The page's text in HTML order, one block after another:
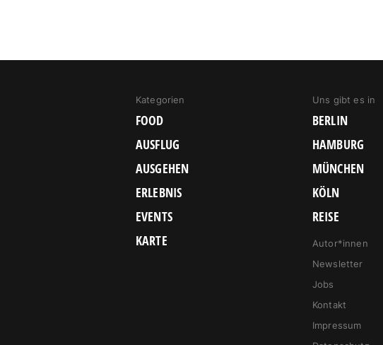
Kategorien
FOOD
AUSFLUG
AUSGEHEN
ERLEBNIS
EVENTS
KARTE
Uns gibt es in
BERLIN
HAMBURG
MÜNCHEN
KÖLN
REISE
Autor*innen
Newsletter
Jobs
Kontakt
Impressum